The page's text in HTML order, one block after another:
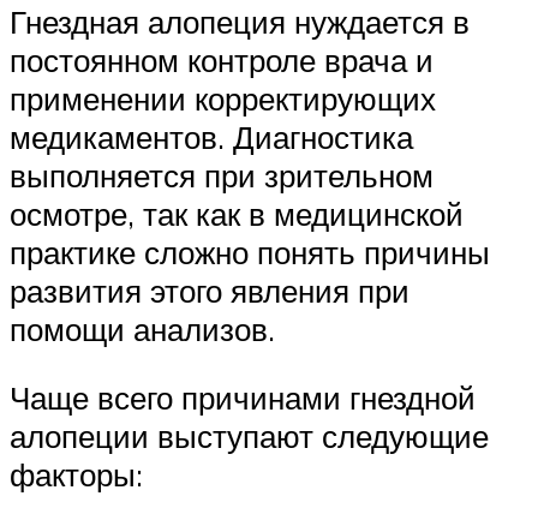
Гнездная алопеция нуждается в
постоянном контроле врача и
применении корректирующих
медикаментов. Диагностика
выполняется при зрительном
осмотре, так как в медицинской
практике сложно понять причины
развития этого явления при
помощи анализов.
Чаще всего причинами гнездной
алопеции выступают следующие
факторы: